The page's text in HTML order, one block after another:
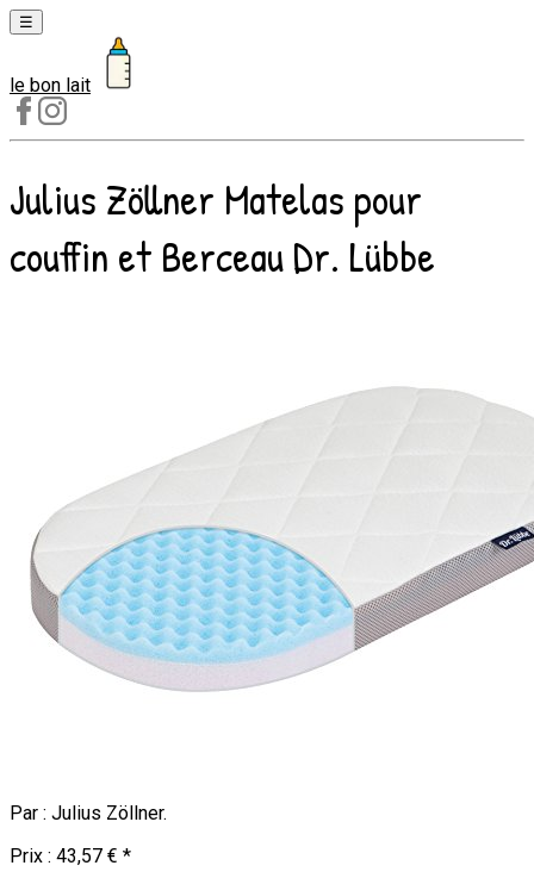
☰
Laits
1er
âge
Laits
2e
âge
le bon lait
Julius Zöllner Matelas pour
couffin et Berceau Dr. Lübbe
Par : Julius Zöllner.
Prix : 43,57 € *